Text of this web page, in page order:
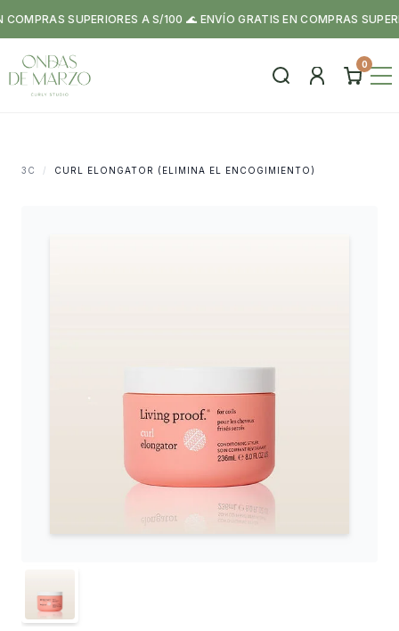
SUPERIORES A S/100 🌊 ENVÍO GRATIS EN COMPRAS
0
3C / CURL ELONGATOR (ELIMINA EL ENCOGIMIENTO)